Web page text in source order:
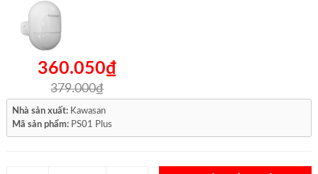
360.050₫
379.000₫
Nhà sản xuất: Kawasan
Mã sản phẩm: PS01 Plus